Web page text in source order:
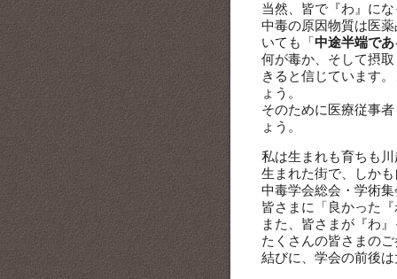
当然、皆で『わ』に
中毒の原因物質は医
いても「中途半端で
何が毒か、そして摂
きると信じています
ょう。
そのために医療従事
ょう。
私は生まれも育ちも
生まれた街で、しか
中毒学会総会・学術
皆さまに「良かった
また、皆さまが『わ
たくさんの皆さまの
結びに、学会の前後